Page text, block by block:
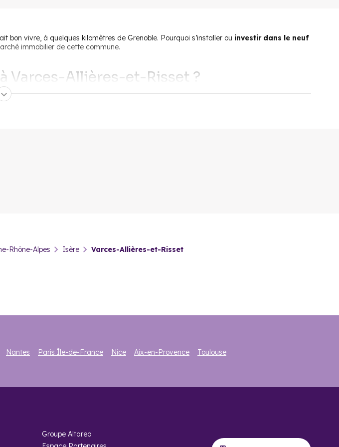
bon vivre, à quelques kilomètres de Grenoble. Pourquoi s’installer ou investir dans le neuf
immobilier de cette commune.
Varces-Allières-et-Risset ?
À commencer par son emplacement géographique à moins de
vie idéal proche de Grenoble et des montagnes. La ville s’impose comme une option des
Rhône-Alpes Isère Varces-Allières-et-Risset
Nantes Paris Île-de-France Nice Aix-en-Provence Toulouse
Groupe Altarea